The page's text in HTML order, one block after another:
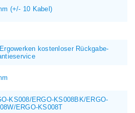
(+/- 10 Kabel)
kostenloser Rückgabe-
KS008/ERGO-KS008BK/ERGO-
ERGO-KS008T